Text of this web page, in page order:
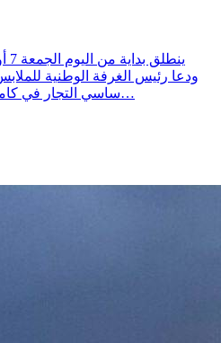
ودعا رئيس الغرفة الوطنية
ساسي التجار في كامل تراب الجهورية إلى الانخراط…